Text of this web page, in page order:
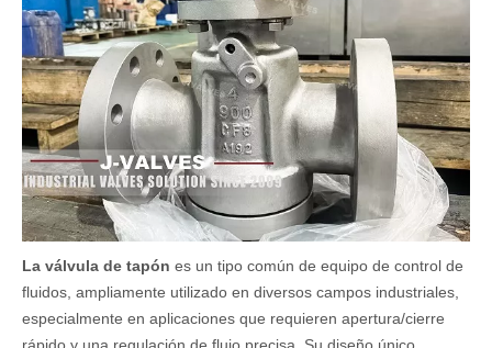
La válvula de tapón es un tipo común de equipo de control de
fluidos, ampliamente utilizado en diversos campos industriales,
especialmente en aplicaciones que requieren apertura/cierre